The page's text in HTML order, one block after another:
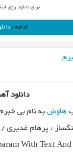
برای دانلود روی
ادامه :
دانلود
هاوش به نام بی خبرم با دو
: پرهام غدیری
With Text